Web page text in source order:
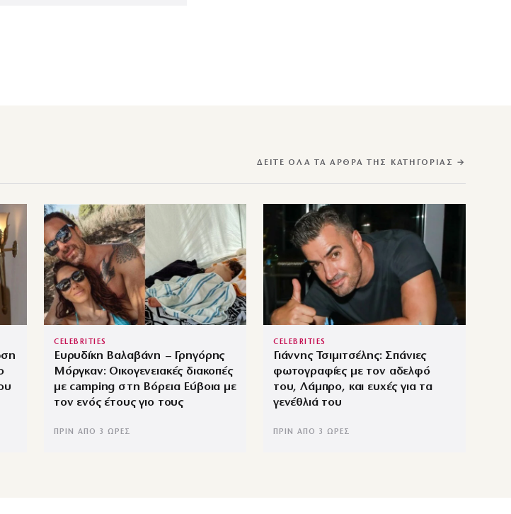
ΔΕΊΤΕ ΌΛΑ ΤΑ ΆΡΘΡΑ ΤΗΣ ΚΑΤΗΓΟΡΊΑΣ →
CELEBRITIES
Ευρυδίκη Βαλαβάνη – Γρηγόρης
Μόργκαν: Οικογενειακές διακοπές
με camping στη Βόρεια Εύβοια με
τον ενός έτους γιο τους
ΠΡΙΝ ΑΠΌ 3 ΏΡΕΣ
CELEBRITIES
Γιάννης Τσιμιτσέλης: Σπάνιες
φωτογραφίες με τον αδελφό
του, Λάμπρο, και ευχές για τα
γενέθλιά του
ΠΡΙΝ ΑΠΌ 3 ΏΡΕΣ